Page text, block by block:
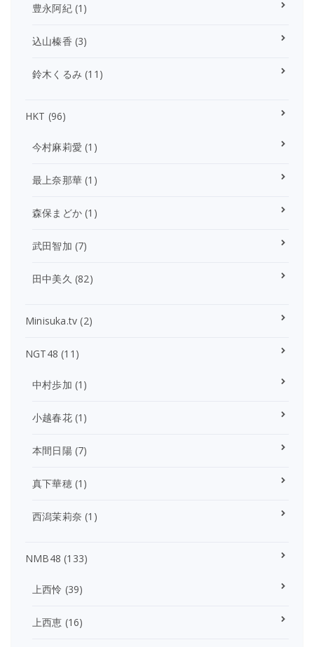
豊永阿紀(1)
込山榛香 (3)
鈴木くるみ (11)
HKT (96)
今村麻莉愛 (1)
最上奈那華 (1)
森保まどか (1)
武田智加 (7)
田中美久 (82)
Minisuka.tv (2)
NGT48 (11)
中村歩加 (1)
小越春花(1)
本間日陽(7)
真下華穂(1)
西潟茉莉奈 (1)
NMB48 (133)
上西怜 (39)
上西恵 (16)